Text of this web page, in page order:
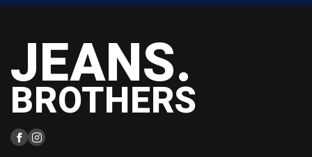
JEANS.
BROTHERS